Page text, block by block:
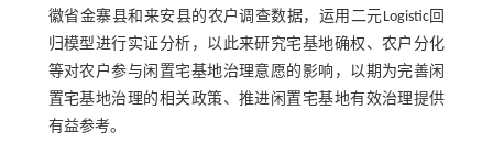
徽省金寨县和来安县的农户调查数据，运用二元Logistic回
归模型进行实证分析，以此来研究宅基地确权、农户分化
等对农户参与闲置宅基地治理意愿的影响，以期为完善闲
置宅基地治理的相关政策、推进闲置宅基地有效治理提供
有益参考。